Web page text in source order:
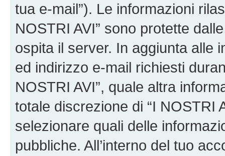
tua e-mail”). Le informazioni
NOSTRI AVI” sono protette
ospita il server. In aggiunta alle
ed indirizzo e-mail richiesti
NOSTRI AVI”, quale altra
totale discrezione di “I NOSTRI
selezionare quali delle
pubbliche. All’interno del tuo